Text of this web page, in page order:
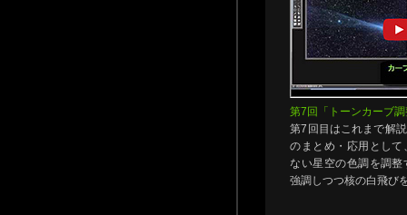
第7回「トーンカーブ
第7回目はこれまで解
のまとめ・応用とし
ない星空の色調を調
強調しつつ核の白飛び